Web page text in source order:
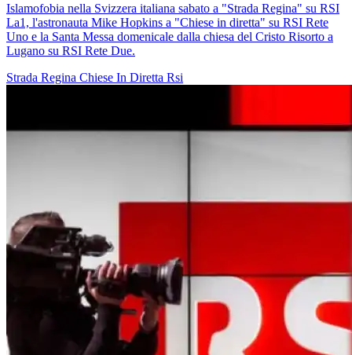
Islamofobia nella Svizzera italiana sabato a "Strada Regina" su RSI
La1, l'astronauta Mike Hopkins a "Chiese in diretta" su RSI Rete
Uno e la Santa Messa domenicale dalla chiesa del Cristo Risorto a
Lugano su RSI Rete Due.
Strada Regina Chiese In Diretta Rsi